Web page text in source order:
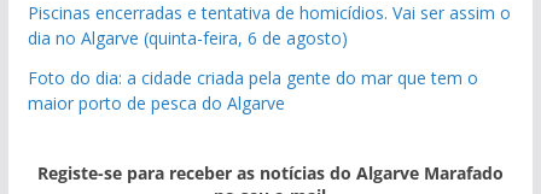
Piscinas encerradas e tentativa de homicídios. Vai ser assim o
dia no Algarve (quinta-feira, 6 de agosto)
Foto do dia: a cidade criada pela gente do mar que tem o
maior porto de pesca do Algarve
Registe-se para receber as notícias do Algarve Marafado